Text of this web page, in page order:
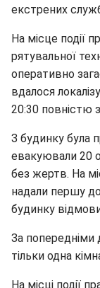
екстрених
На місце події
рятувальної
оперативно
вдалося
20:30 повністю
З будинку була
евакуювали 20
без жертв. На
надали першу
будинку
За попередніми
тільки одна
На місці події